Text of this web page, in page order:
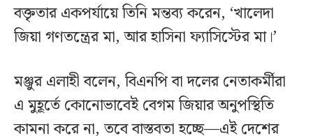
বক্তৃতার একপর্যায়ে তিনি মন্তব্য করেন, ‘খালেদা
জিয়া গণতন্ত্রের মা, আর হাসিনা ফ্যাসিস্টের মা।’
মঞ্জুর এলাহী বলেন, বিএনপি বা দলের নেতাকর্মীরা
এ মুহূর্তে কোনোভাবেই বেগম জিয়ার অনুপস্থিতি
কামনা করে না, তবে বাস্তবতা হচ্ছে—এই দেশের